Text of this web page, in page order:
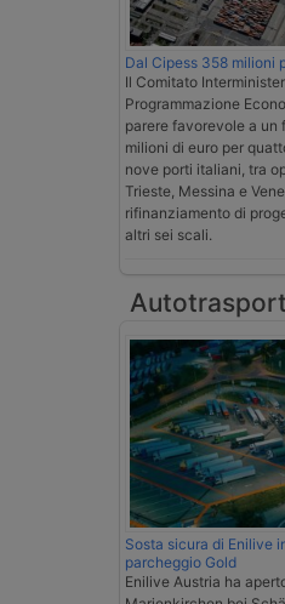
Dal Cipess 358 milioni
Il Comitato
Programmazione
parere favorevole a un
milioni di euro per
nove porti italiani, tra
Trieste, Messina e
rifinanziamento di
altri sei scali.
Sosta sicura di Enilive
parcheggio Gold
Enilive Austria ha